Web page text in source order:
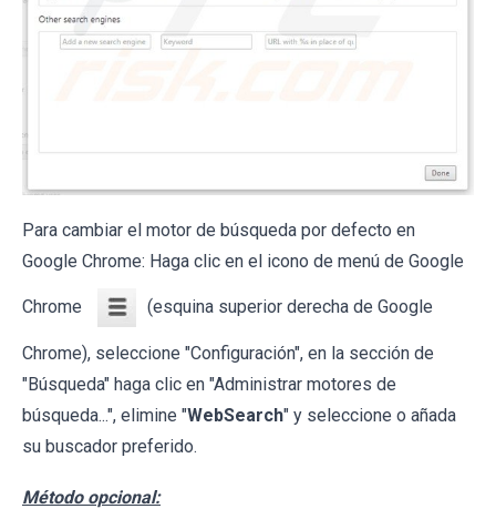
Para cambiar el motor de búsqueda por defecto en
Google Chrome: Haga clic en el icono de menú de Google
Chrome (esquina superior derecha de Google
Chrome), seleccione "Configuración", en la sección de
"Búsqueda" haga clic en "Administrar motores de
búsqueda...", elimine "WebSearch" y seleccione o añada
su buscador preferido.
Método opcional: